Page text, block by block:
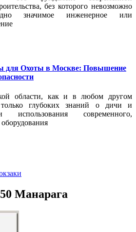
без которого невозможно
значимое инженерное или
для Охоты в Москве: Повышение
области, как и в любом другом
глубоких знаний о дичи и
современного,
Манарага